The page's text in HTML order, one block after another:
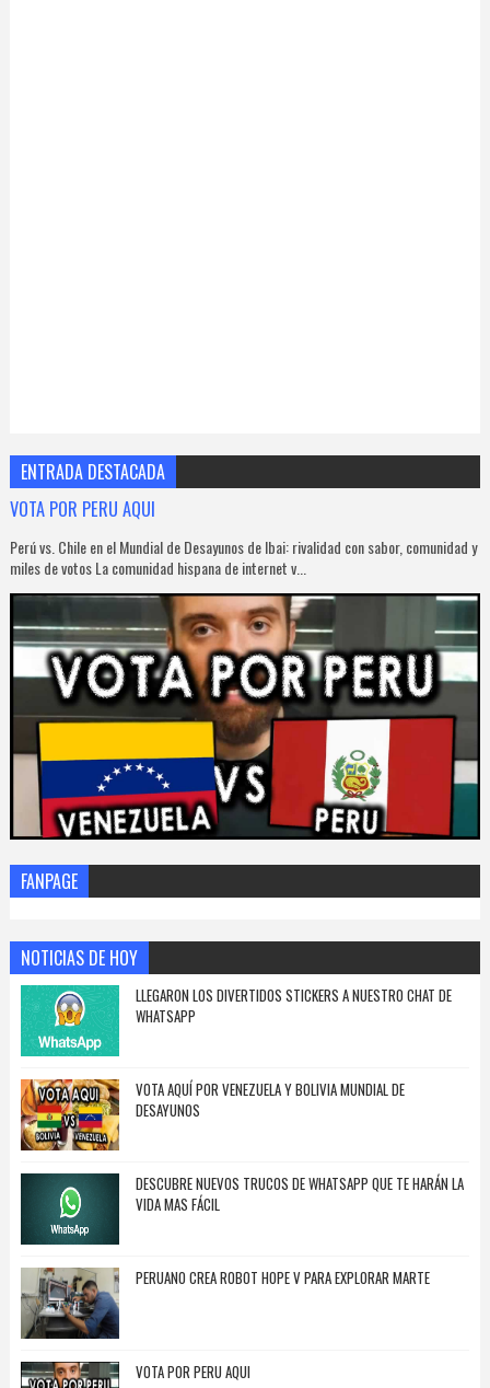
ENTRADA DESTACADA
VOTA POR PERU AQUI
Perú vs. Chile en el Mundial de Desayunos de Ibai: rivalidad con sabor, comunidad y
miles de votos La comunidad hispana de internet v...
FANPAGE
NOTICIAS DE HOY
LLEGARON LOS DIVERTIDOS STICKERS A NUESTRO CHAT DE
WHATSAPP
VOTA AQUÍ POR VENEZUELA Y BOLIVIA MUNDIAL DE
DESAYUNOS
DESCUBRE NUEVOS TRUCOS DE WHATSAPP QUE TE HARÁN LA
VIDA MAS FÁCIL
PERUANO CREA ROBOT HOPE V PARA EXPLORAR MARTE
VOTA POR PERU AQUI